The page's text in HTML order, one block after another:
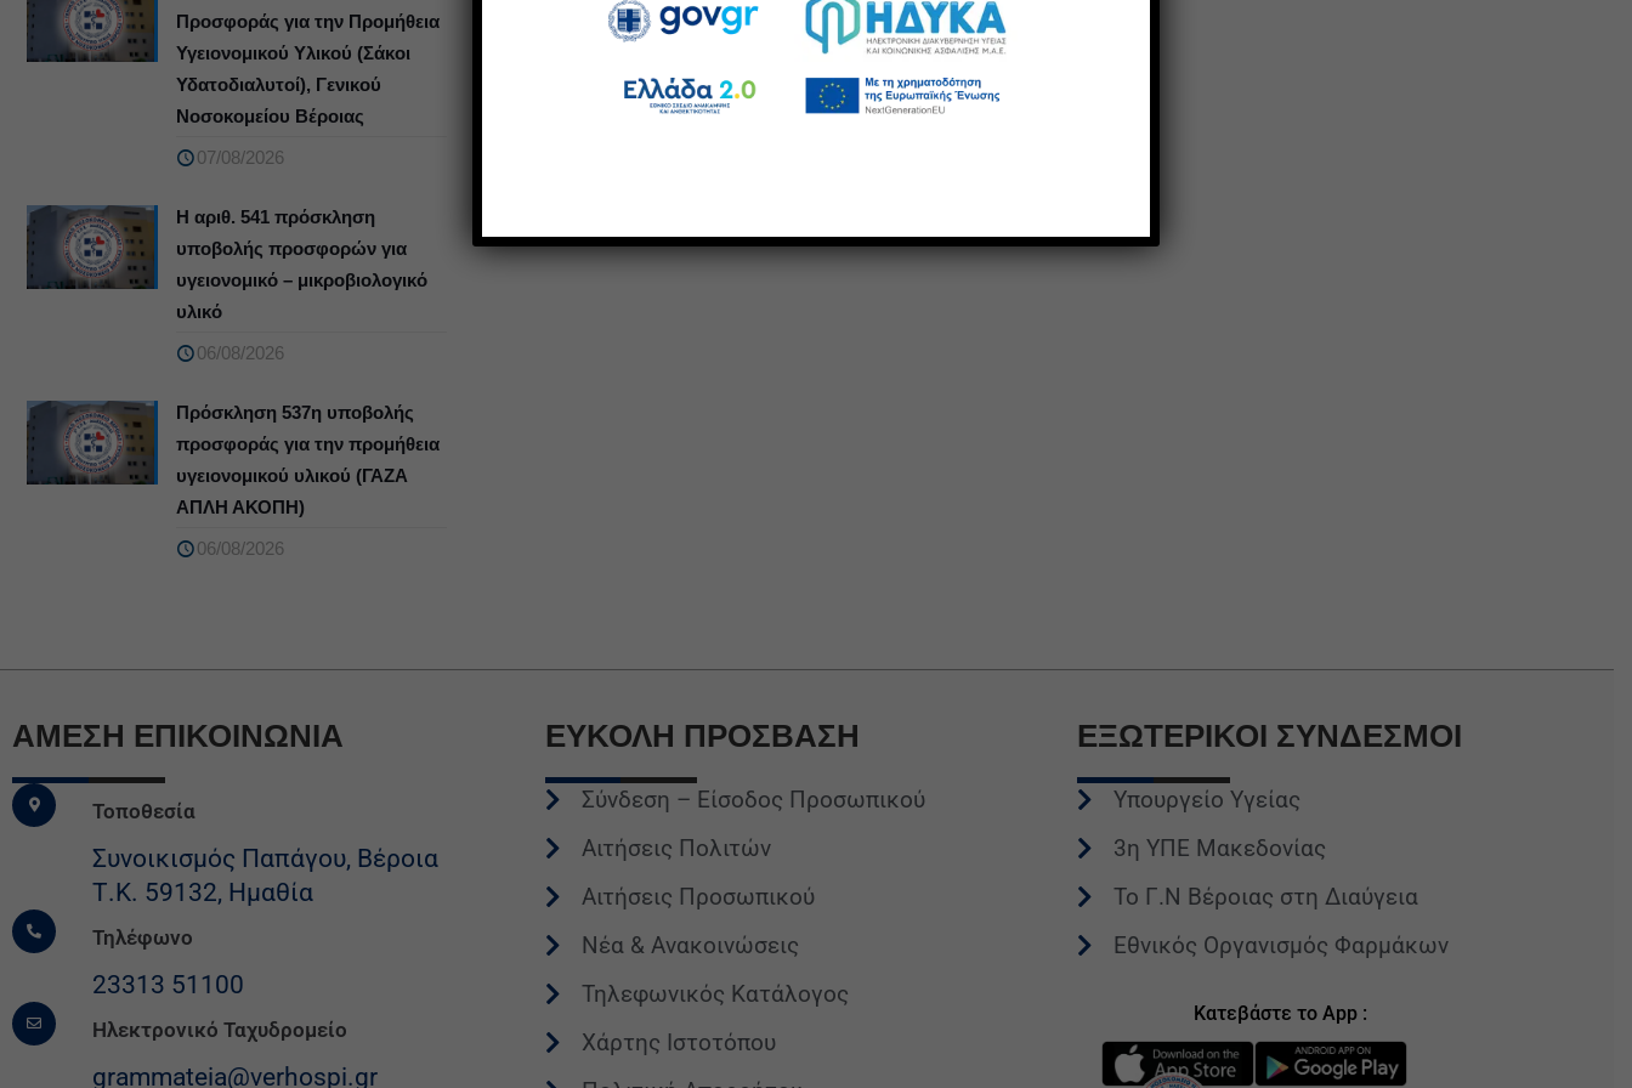
Προσφοράς για την Προμήθεια
Υγειονομικού Υλικού (Σάκοι
Υδατοδιαλυτοί), Γενικού
Νοσοκομείου Βέροιας
07/08/2026
Η αριθ. 541 πρόσκληση
υποβολής προσφορών για
υγειονομικό – μικροβιολογικό
υλικό
06/08/2026
Πρόσκληση 537η υποβολής
προσφοράς για την προμήθεια
υγειονομικού υλικού (ΓΑΖΑ
ΑΠΛΗ ΑΚΟΠΗ)
06/08/2026
ΆΜΕΣΗ ΕΠΙΚΟΙΝΩΝΙΑ
Τοποθεσία
Συνοικισμός Παπάγου, Βέροια
Τ.Κ. 59132, Ημαθία
Τηλέφωνο
23313 51100
Ηλεκτρονικό Ταχυδρομείο
grammateia@verhospi.gr
ΕΥΚΟΛΗ ΠΡΟΣΒΑΣΗ
Σύνδεση – Είσοδος Προσωπικού
Αιτήσεις Πολιτών
Αιτήσεις Προσωπικού
Νέα & Ανακοινώσεις
Τηλεφωνικός Κατάλογος
Χάρτης Ιστοτόπου
ΕΞΩΤΕΡΙΚΟΙ ΣΥΝΔΕΣΜΟΙ
Υπουργείο Υγείας
3η ΥΠΕ Μακεδονίας
Το Γ.Ν Βέροιας στη Διαύγεια
Εθνικός Οργανισμός Φαρμάκων
Κατεβάστε το App :